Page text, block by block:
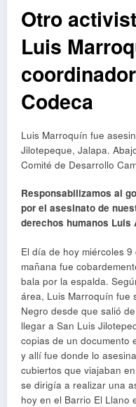
Otro
Luis
Codeca
Luis Marroquín fue
Jilotepeque, Jalapa.
Comité de Desarrollo
Responsabilizamos al
por el asesinato de
derechos humanos Luis
El día de hoy miércoles
mañana fue
bala por la espalda.
área, Luis Marroquín fue
Negro desde que salió
llegar a San Luis
copias de un documento
y allí fue donde lo
cubiertos que viajaban
se dirigía a realizar una
hoy en el Barrio El Llano